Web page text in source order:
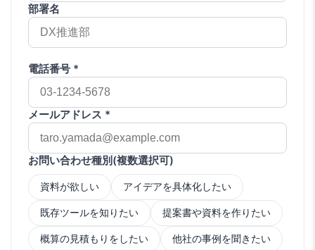
部署名
電話番号 *
メールアドレス *
お問い合わせ種別(複数選択可)
資料が欲しい アイデアを具体化したい
既存ツールを知りたい 提案書や資料を作りたい
概算の見積もりをしたい 他社の事例を聞きたい